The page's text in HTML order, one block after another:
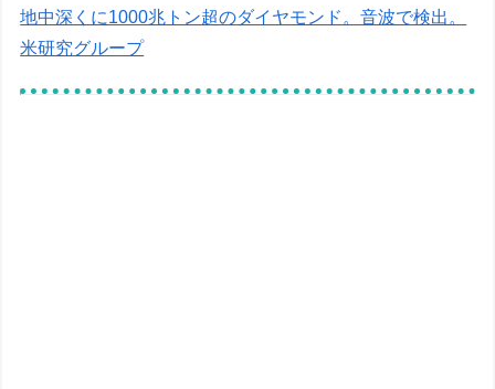
地中深くに1000兆トン超のダイヤモンド。音波で検出。
米研究グループ